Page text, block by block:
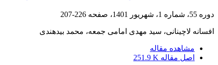
دوره 55، شماره 1، شهریور 1401، صفحه 226-207
افسانه لاچینانی، سید مهدی امامی جمعه، محمد بیدهندی
مشاهده مقاله
اصل مقاله 251.9 K